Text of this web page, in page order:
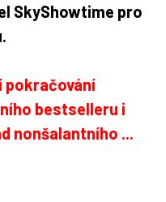
SkyShowtime pro
pokračování
bestselleru i
nonšalantního ...